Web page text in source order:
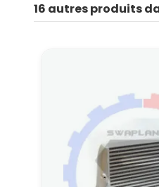
16 autres produits